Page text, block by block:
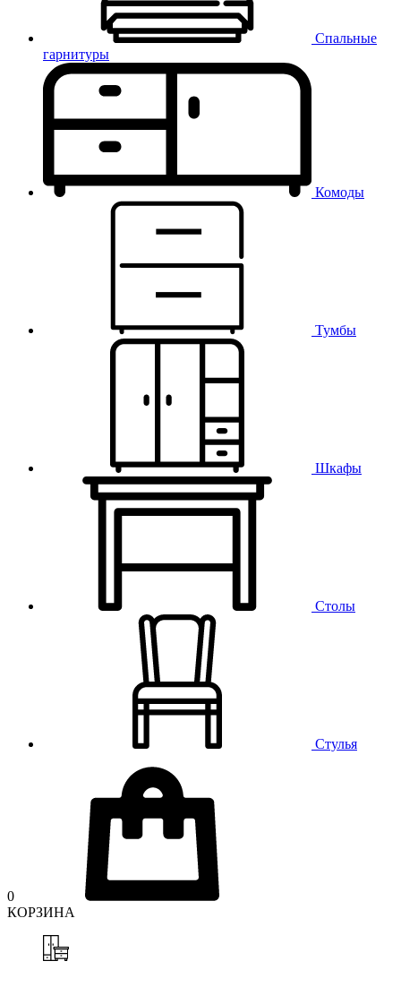
Спальные
гарнитуры
Комоды
Тумбы
Шкафы
Столы
Стулья
0
КОРЗИНА